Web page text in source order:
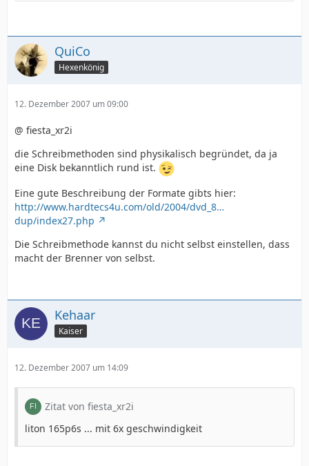
QuiCo
Hexenkönig
12. Dezember 2007 um 09:00
@ fiesta_xr2i
die Schreibmethoden sind physikalisch begründet, da ja
eine Disk bekanntlich rund ist.
Eine gute Beschreibung der Formate gibts hier:
http://www.hardtecs4u.com/old/2004/dvd_8…
dup/index27.php
Die Schreibmethode kannst du nicht selbst einstellen, dass
macht der Brenner von selbst.
Kehaar
Kaiser
12. Dezember 2007 um 14:09
Zitat von fiesta_xr2i
liton 165p6s ... mit 6x geschwindigkeit